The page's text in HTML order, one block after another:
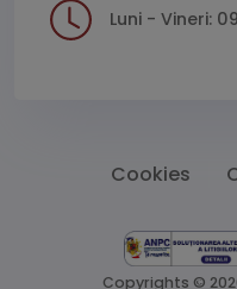
Luni - Vineri:
Copyrights ©
Cookies